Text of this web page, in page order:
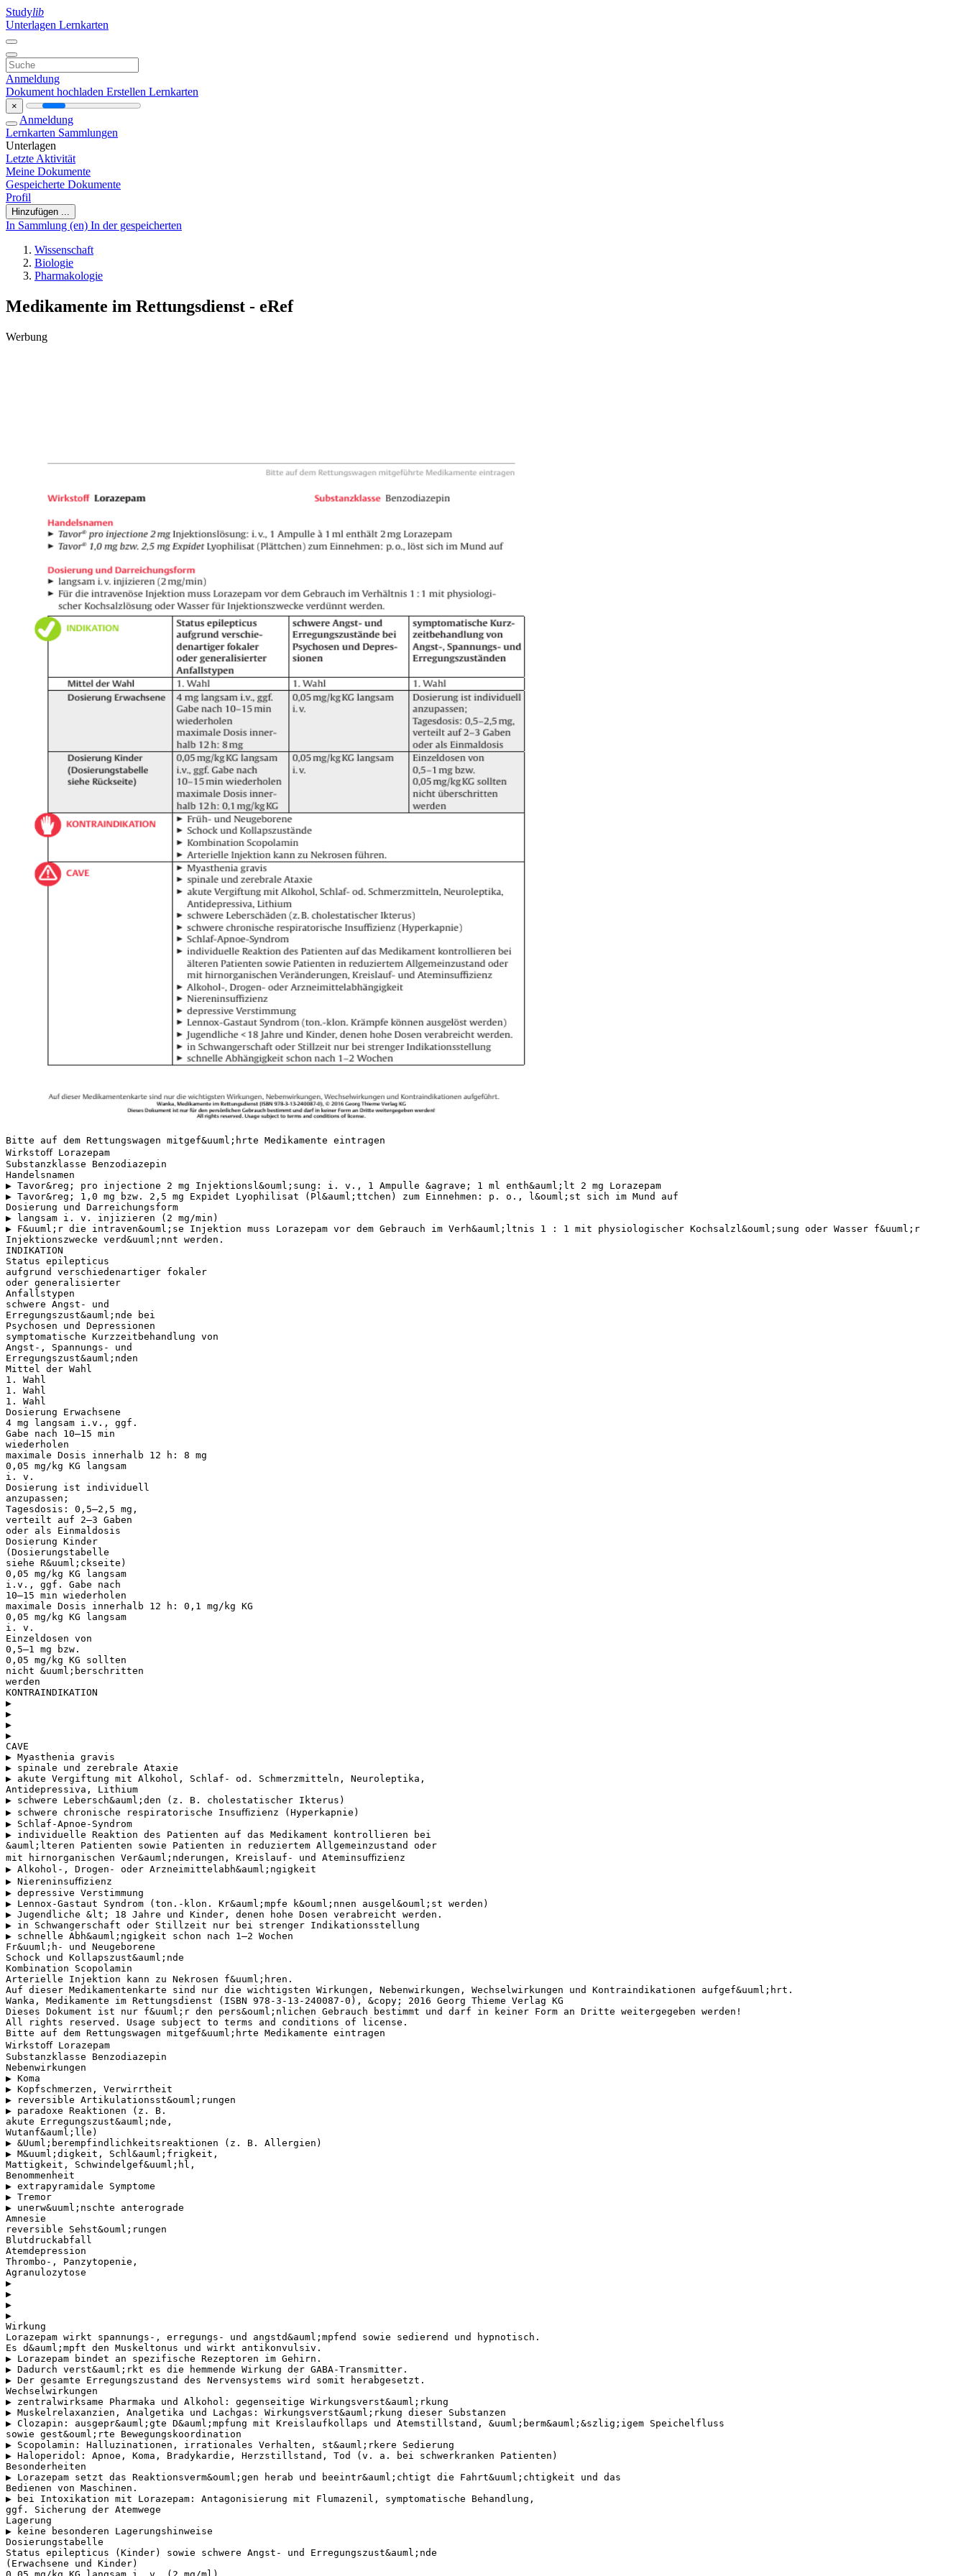
Studylib
Unterlagen Lernkarten
Anmeldung
Dokument hochladen Erstellen Lernkarten
×
Anmeldung
Lernkarten Sammlungen
Unterlagen
Letzte Aktivität
Meine Dokumente
Gespeicherte Dokumente
Profil
Hinzufügen ...
In Sammlung (en) In der gespeicherten
Wissenschaft
Biologie
Pharmakologie
Medikamente im Rettungsdienst - eRef
Werbung
Bitte auf dem Rettungswagen mitgef&uuml;hrte Medikamente eintragen
Wirkstoﬀ Lorazepam
Substanzklasse Benzodiazepin
Handelsnamen
▶ Tavor&reg; pro injectione 2 mg Injektionsl&ouml;sung: i. v., 1 Ampulle &agrave; 1 ml enth&auml;lt 2 mg Lorazepam
▶ Tavor&reg; 1,0 mg bzw. 2,5 mg Expidet Lyophilisat (Pl&auml;ttchen) zum Einnehmen: p. o., l&ouml;st sich im Mund auf
Dosierung und Darreichungsform
▶ langsam i. v. injizieren (2 mg/min)
▶ F&uuml;r die intraven&ouml;se Injektion muss Lorazepam vor dem Gebrauch im Verh&auml;ltnis 1 : 1 mit physiologischer Kochsalzl&ouml;sung oder Wasser f&uuml;r
Injektionszwecke verd&uuml;nnt werden.
INDIKATION
Status epilepticus
aufgrund verschiedenartiger fokaler
oder generalisierter
Anfallstypen
schwere Angst- und
Erregungszust&auml;nde bei
Psychosen und Depressionen
symptomatische Kurzzeitbehandlung von
Angst-, Spannungs- und
Erregungszust&auml;nden
Mittel der Wahl
1. Wahl
1. Wahl
1. Wahl
Dosierung Erwachsene
4 mg langsam i.v., ggf.
Gabe nach 10–15 min
wiederholen
maximale Dosis innerhalb 12 h: 8 mg
0,05 mg/kg KG langsam
i. v.
Dosierung ist individuell
anzupassen;
Tagesdosis: 0,5–2,5 mg,
verteilt auf 2–3 Gaben
oder als Einmaldosis
Dosierung Kinder
(Dosierungstabelle
siehe R&uuml;ckseite)
0,05 mg/kg KG langsam
i.v., ggf. Gabe nach
10–15 min wiederholen
maximale Dosis innerhalb 12 h: 0,1 mg/kg KG
0,05 mg/kg KG langsam
i. v.
Einzeldosen von
0,5–1 mg bzw.
0,05 mg/kg KG sollten
nicht &uuml;berschritten
werden
KONTRAINDIKATION
▶
▶
▶
▶
CAVE
▶ Myasthenia gravis
▶ spinale und zerebrale Ataxie
▶ akute Vergiftung mit Alkohol, Schlaf- od. Schmerzmitteln, Neuroleptika,
Antidepressiva, Lithium
▶ schwere Lebersch&auml;den (z. B. cholestatischer Ikterus)
▶ schwere chronische respiratorische Insuﬃzienz (Hyperkapnie)
▶ Schlaf-Apnoe-Syndrom
▶ individuelle Reaktion des Patienten auf das Medikament kontrollieren bei
&auml;lteren Patienten sowie Patienten in reduziertem Allgemeinzustand oder
mit hirnorganischen Ver&auml;nderungen, Kreislauf- und Ateminsuﬃzienz
▶ Alkohol-, Drogen- oder Arzneimittelabh&auml;ngigkeit
▶ Niereninsuﬃzienz
▶ depressive Verstimmung
▶ Lennox-Gastaut Syndrom (ton.-klon. Kr&auml;mpfe k&ouml;nnen ausgel&ouml;st werden)
▶ Jugendliche &lt; 18 Jahre und Kinder, denen hohe Dosen verabreicht werden.
▶ in Schwangerschaft oder Stillzeit nur bei strenger Indikationsstellung
▶ schnelle Abh&auml;ngigkeit schon nach 1–2 Wochen
Fr&uuml;h- und Neugeborene
Schock und Kollapszust&auml;nde
Kombination Scopolamin
Arterielle Injektion kann zu Nekrosen f&uuml;hren.
Auf dieser Medikamentenkarte sind nur die wichtigsten Wirkungen, Nebenwirkungen, Wechselwirkungen und Kontraindikationen aufgef&uuml;hrt.
Wanka, Medikamente im Rettungsdienst (ISBN 978-3-13-240087-0), &copy; 2016 Georg Thieme Verlag KG
Dieses Dokument ist nur f&uuml;r den pers&ouml;nlichen Gebrauch bestimmt und darf in keiner Form an Dritte weitergegeben werden!
All rights reserved. Usage subject to terms and conditions of license.
Bitte auf dem Rettungswagen mitgef&uuml;hrte Medikamente eintragen
Wirkstoﬀ Lorazepam
Substanzklasse Benzodiazepin
Nebenwirkungen
▶ Koma
▶ Kopfschmerzen, Verwirrtheit
▶ reversible Artikulationsst&ouml;rungen
▶ paradoxe Reaktionen (z. B.
akute Erregungszust&auml;nde,
Wutanf&auml;lle)
▶ &Uuml;berempfindlichkeitsreaktionen (z. B. Allergien)
▶ M&uuml;digkeit, Schl&auml;frigkeit,
Mattigkeit, Schwindelgef&uuml;hl,
Benommenheit
▶ extrapyramidale Symptome
▶ Tremor
▶ unerw&uuml;nschte anterograde
Amnesie
reversible Sehst&ouml;rungen
Blutdruckabfall
Atemdepression
Thrombo-, Panzytopenie,
Agranulozytose
▶
▶
▶
▶
Wirkung
Lorazepam wirkt spannungs-, erregungs- und angstd&auml;mpfend sowie sedierend und hypnotisch.
Es d&auml;mpft den Muskeltonus und wirkt antikonvulsiv.
▶ Lorazepam bindet an spezifische Rezeptoren im Gehirn.
▶ Dadurch verst&auml;rkt es die hemmende Wirkung der GABA-Transmitter.
▶ Der gesamte Erregungszustand des Nervensystems wird somit herabgesetzt.
Wechselwirkungen
▶ zentralwirksame Pharmaka und Alkohol: gegenseitige Wirkungsverst&auml;rkung
▶ Muskelrelaxanzien, Analgetika und Lachgas: Wirkungsverst&auml;rkung dieser Substanzen
▶ Clozapin: ausgepr&auml;gte D&auml;mpfung mit Kreislaufkollaps und Atemstillstand, &uuml;berm&auml;&szlig;igem Speichelfluss
sowie gest&ouml;rte Bewegungskoordination
▶ Scopolamin: Halluzinationen, irrationales Verhalten, st&auml;rkere Sedierung
▶ Haloperidol: Apnoe, Koma, Bradykardie, Herzstillstand, Tod (v. a. bei schwerkranken Patienten)
Besonderheiten
▶ Lorazepam setzt das Reaktionsverm&ouml;gen herab und beeintr&auml;chtigt die Fahrt&uuml;chtigkeit und das
Bedienen von Maschinen.
▶ bei Intoxikation mit Lorazepam: Antagonisierung mit Flumazenil, symptomatische Behandlung,
ggf. Sicherung der Atemwege
Lagerung
▶ keine besonderen Lagerungshinweise
Dosierungstabelle
Status epilepticus (Kinder) sowie schwere Angst- und Erregungszust&auml;nde
(Erwachsene und Kinder)